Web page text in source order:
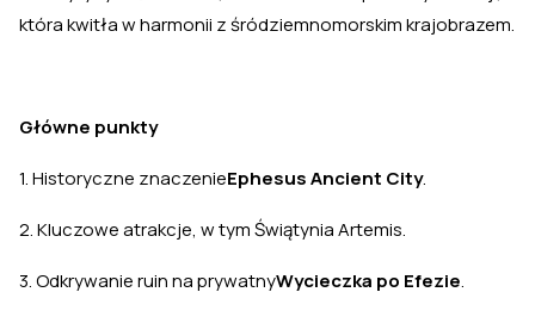
która kwitła w harmonii z śródziemnomorskim krajobrazem.
Główne punkty
1. Historyczne znaczenieEphesus Ancient City.
2. Kluczowe atrakcje, w tym Świątynia Artemis.
3. Odkrywanie ruin na prywatnyWycieczka po Efezie.